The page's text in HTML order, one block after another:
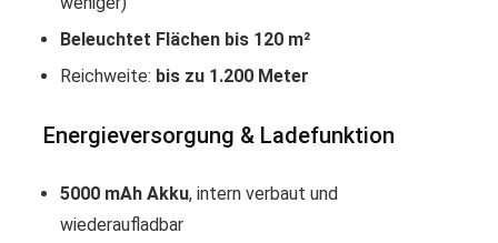
Beleuchtet Flächen bis 120 m²
Reichweite: bis zu 1.200 Meter
Energieversorgung & Ladefunktion
5000 mAh Akku, intern verbaut und
wiederaufladbar